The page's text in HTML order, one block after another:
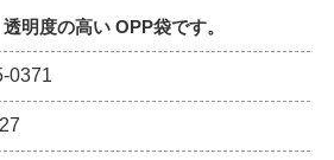
明度の高い OPP袋です。
0371